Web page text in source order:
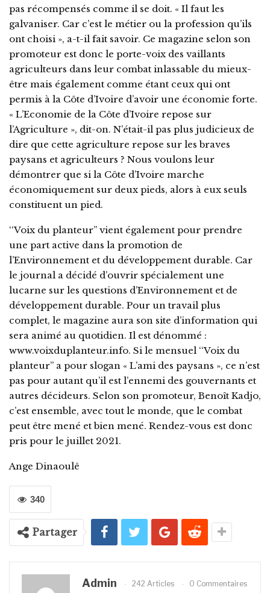
pas récompensés comme il se doit. « Il faut les
galvaniser. Car c’est le métier ou la profession qu’ils
ont choisi », a-t-il fait savoir. Ce magazine selon son
promoteur est donc le porte-voix des vaillants
agriculteurs dans leur combat inlassable du mieux-
être mais également comme étant ceux qui ont
permis à la Côte d’Ivoire d’avoir une économie forte.
« L’Economie de la Côte d’Ivoire repose sur
l’Agriculture », dit-on. N’était-il pas plus judicieux de
dire que cette agriculture repose sur les braves
paysans et agriculteurs ? Nous voulons leur
démontrer que si la Côte d’Ivoire marche
économiquement sur deux pieds, alors à eux seuls
constituent un pied.
‘‘Voix du planteur’’ vient également pour prendre
une part active dans la promotion de
l’Environnement et du développement durable. Car
le journal a décidé d’ouvrir spécialement une
lucarne sur les questions d’Environnement et de
développement durable. Pour un travail plus
complet, le magazine aura son site d’information qui
sera animé au quotidien. Il est dénommé :
www.voixduplanteur.info. Si le mensuel ‘‘Voix du
planteur’’ a pour slogan « L’ami des paysans », ce n’est
pas pour autant qu’il est l’ennemi des gouvernants et
autres décideurs. Selon son promoteur, Benoît Kadjo,
c’est ensemble, avec tout le monde, que le combat
peut être mené et bien mené. Rendez-vous est donc
pris pour le juillet 2021.
Ange Dinaoulê
340
Partager
Admin 242 Articles 0 Commentaires